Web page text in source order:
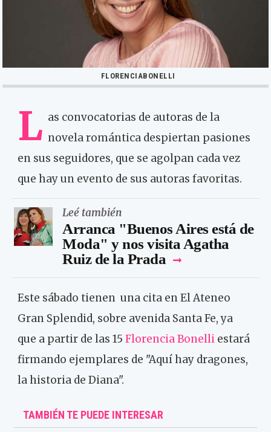
FLORENCIABONELLI
L as convocatorias de autoras de la
novela romántica despiertan pasiones
en sus seguidores, que se agolpan cada vez
que hay un evento de sus autoras favoritas.
Leé también
Arranca "Buenos Aires está de
Moda" y nos visita Agatha
Ruiz de la Prada
Este sábado tienen una cita en El Ateneo
Gran Splendid, sobre avenida Santa Fe, ya
que a partir de las 15 Florencia Bonelli estará
firmando ejemplares de "Aquí hay dragones,
la historia de Diana".
TAMBIÉN TE PUEDE INTERESAR